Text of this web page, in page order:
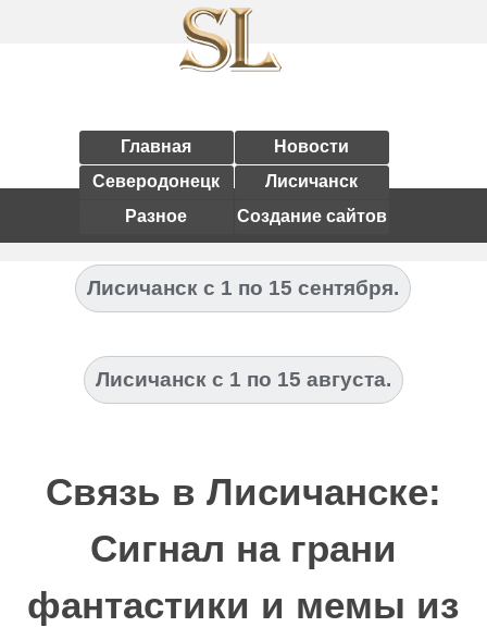
Главная
Новости
Северодонецк
Лисичанск
Разное
Создание сайтов
Лисичанск с 1 по 15 сентября.
Лисичанск с 1 по 15 августа.
Связь в Лисичанске:
Сигнал на грани
фантастики и мемы из